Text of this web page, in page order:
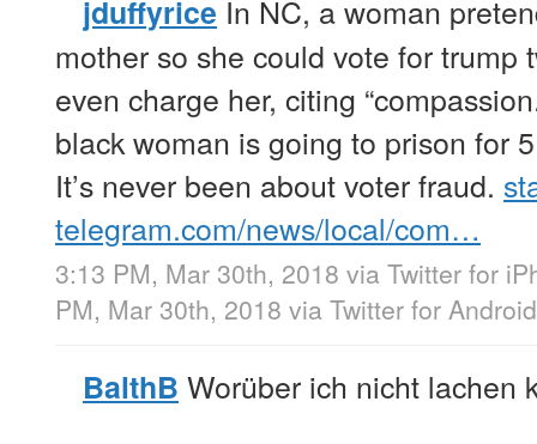
jduffyrice In NC, a woman
mother so she could vote for trump
even charge her, citing
black woman is going to prison for
It’s never been about voter fraud.
telegram.com/news/local/com…
3:13 PM, Mar 30th, 2018 via Twitter for
PM, Mar 30th, 2018 via Twitter for Android
BalthB Worüber ich nicht lachen